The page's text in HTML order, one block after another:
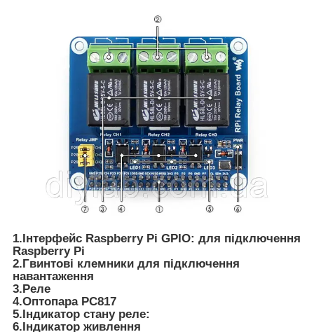
1.Інтерфейс Raspberry Pi GPIO: для підключення
Raspberry Pi
2.Гвинтові клемники для підключення
навантаження
3.Реле
4.Оптопара PC817
5.Індикатор стану реле:
6.Індикатор живлення